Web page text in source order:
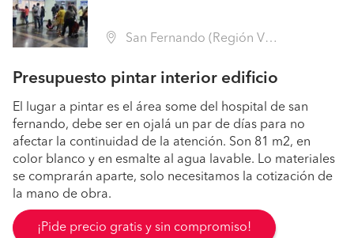
San Fernando (Región VI Libertador B. O'Higgins - Colchagua)
Presupuesto pintar interior edificio
El lugar a pintar es el área some del hospital de san
fernando, debe ser en ojalá un par de días para no
afectar la continuidad de la atención. Son 81 m2, en
color blanco y en esmalte al agua lavable. Lo materiales
se comprarán aparte, solo necesitamos la cotización de
la mano de obra.
¡Pide precio gratis y sin compromiso!